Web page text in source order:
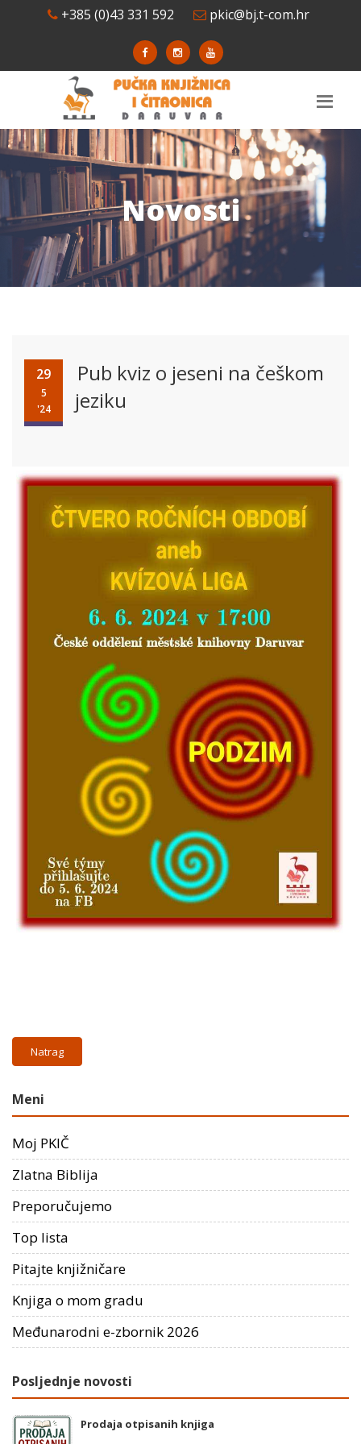
+385 (0)43 331 592 pkic@bj.t-com.hr
Novosti
29
5
'24
Pub kviz o jeseni na češkom
jeziku
Natrag
Meni
Moj PKIČ
Zlatna Biblija
Preporučujemo
Top lista
Pitajte knjižničare
Knjiga o mom gradu
Međunarodni e-zbornik 2026
Posljednje novosti
Prodaja otpisanih knjiga